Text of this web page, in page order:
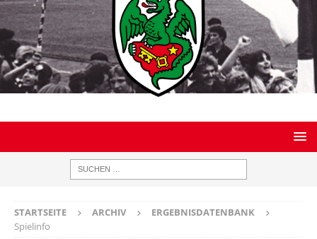
STARTSEITE ARCHIV
ERGEBNISDATENBANK
Spielinfo